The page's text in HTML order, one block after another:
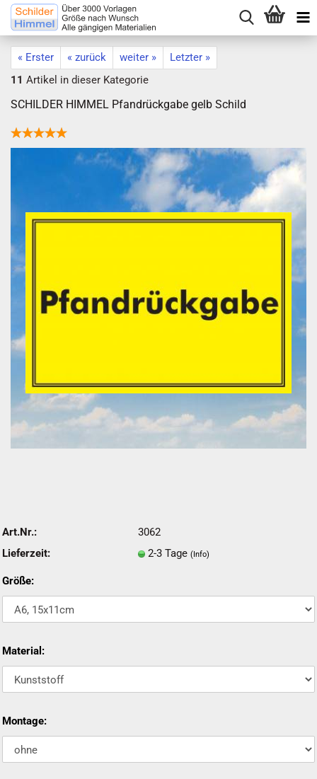
« Erster « zurück weiter »
Letzter »
11 Artikel in dieser Kategorie
SCHILDER HIMMEL Pfandrückgabe gelb Schild
Art.Nr.:
3062
Lieferzeit:
2-3 Tage (Info)
Größe:
Material:
Montage: